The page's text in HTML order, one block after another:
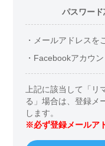
パスワード
・メールアドレスを
・Facebookアカウ
上記に該当して「
る」場合は、登録メ
します。
※必ず登録メールア